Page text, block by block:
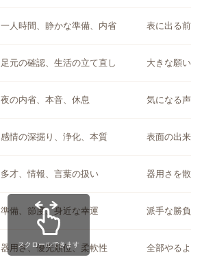
一人時間、静かな準備、内省 表に出る前
足元の確認、生活の立て直し 大きな願い
夜の内省、本音、休息 気になる声
感情の深掘り、浄化、本質 表面の出来
多才、情報、言葉の扱い 器用さを散
準備、節度、身近な幸運 派手な勝負
器用さ、優先順位、柔軟性 全部やるよ
スクロールできます